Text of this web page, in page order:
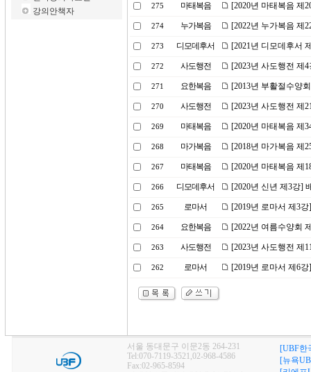
강의안책자
275 마태복음 [2020년 마태복음 제
274 누가복음 [2022년 누가복음 제
273 디모데후서 [2021년 디모데후서
272 사도행전 [2023년 사도행전 제
271 요한복음 [2013년 부활절수양
270 사도행전 [2023년 사도행전 제
269 마태복음 [2020년 마태복음 제
268 마가복음 [2018년 마가복음 제
267 마태복음 [2020년 마태복음 제
266 디모데후서 [2020년 신년 제3강]
265 로마서 [2019년 로마서 제3
264 요한복음 [2022년 여름수양회
263 사도행전 [2023년 사도행전 제
262 로마서 [2019년 로마서 제6
서울 동대문구 이문2동 264-231
Tel:070-7119-3521,02-968-4586
Fax:02-965-8594
[UBF한
[뉴욕